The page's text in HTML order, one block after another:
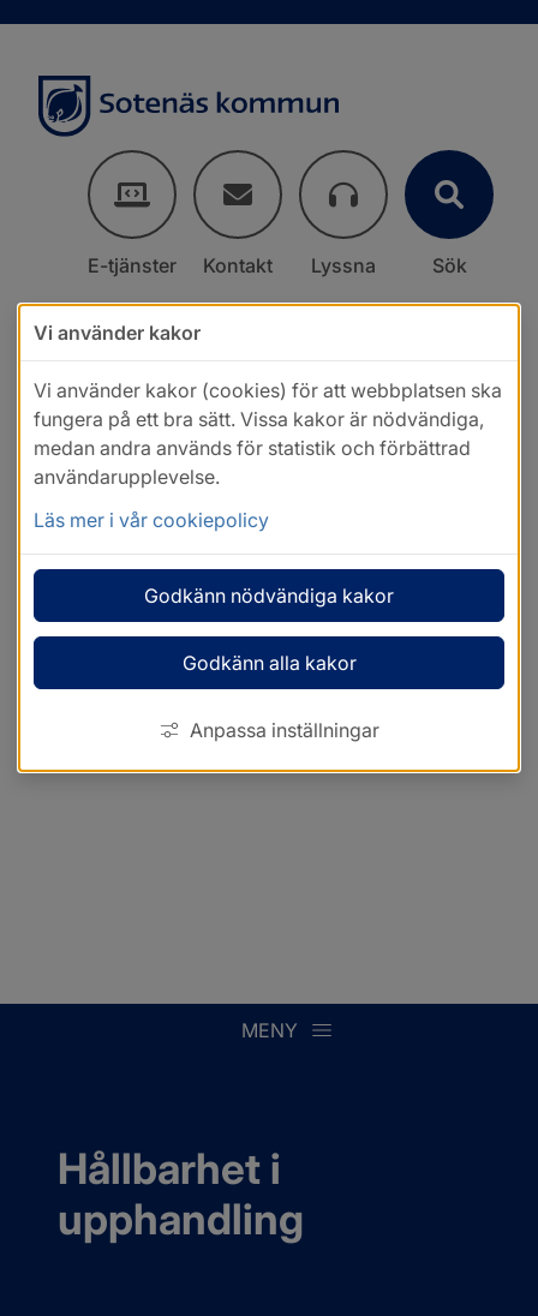
E-tjänster Kontakt Lyssna Sök
MENY
Hållbarhet i
upphandling
Vi använder kakor
Vi använder kakor (cookies) för att webbplatsen ska
fungera på ett bra sätt. Vissa kakor är nödvändiga,
medan andra används för statistik och förbättrad
användarupplevelse.
Läs mer i vår cookiepolicy
Godkänn nödvändiga kakor
Godkänn alla kakor
Anpassa inställningar